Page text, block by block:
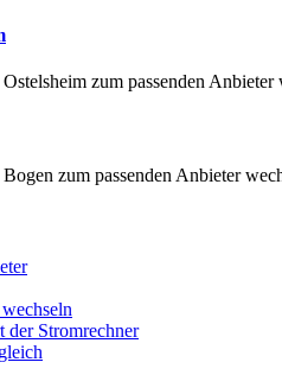
zum passenden
zum passenden Anbieter
der Stromrechner